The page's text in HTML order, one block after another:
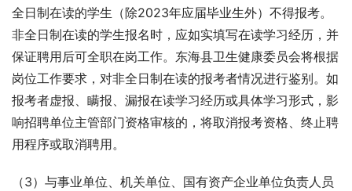
全日制在读的学生（除2023年应届毕业生外）不得报考。
非全日制在读的学生报名时，应如实填写在读学习经历，并
保证聘用后可全职在岗工作。东海县卫生健康委员会将根据
岗位工作要求，对非全日制在读的报考者情况进行鉴别。如
报考者虚报、瞒报、漏报在读学习经历或具体学习形式，影
响招聘单位主管部门资格审核的，将取消报考资格、终止聘
用程序或取消聘用。
（3）与事业单位、机关单位、国有资产企业单位负责人员